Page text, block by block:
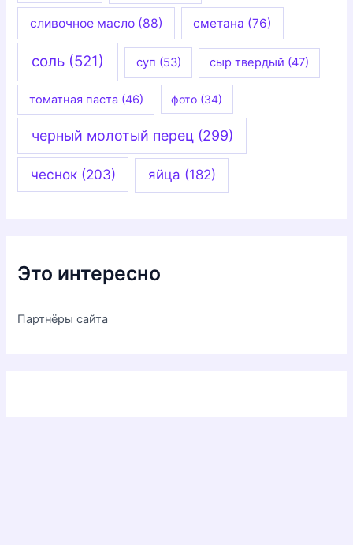
сливочное масло(88) сметана (76)
соль (521) суп (53) сыр твердый (47)
томатная паста (46) фото (34)
черный молотый перец(299)
чеснок(203) яйца (182)
Это интересно
Партнёры сайта